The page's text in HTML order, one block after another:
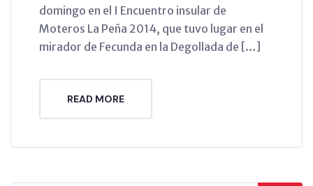
domingo en el I Encuentro insular de
Moteros La Peña 2014, que tuvo lugar en el
mirador de Fecunda en la Degollada de […]
READ MORE